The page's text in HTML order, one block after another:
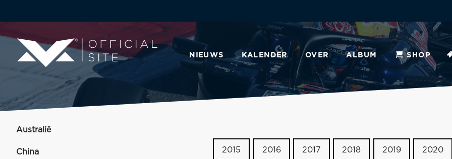
NIEUWS KALENDER OVER ALBUM SHOP
Australië
China 2015 2016 2017 2018 2019 2020